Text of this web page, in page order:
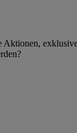
Aktionen,